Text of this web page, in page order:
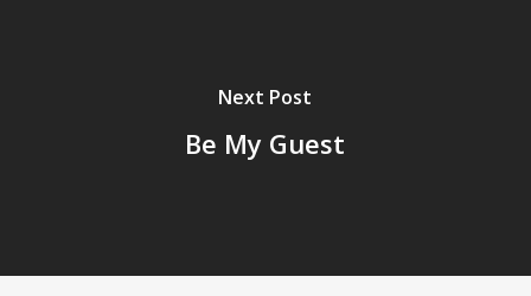
Next Post
Be My Guest